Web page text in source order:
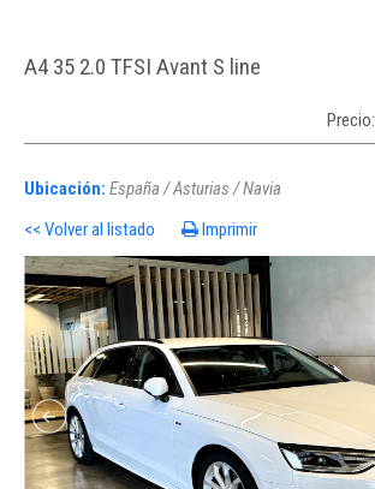
A4 35 2.0 TFSI Avant S line
Precio:
Ubicación: España / Asturias / Navia
<< Volver al listado
Imprimir